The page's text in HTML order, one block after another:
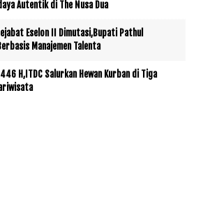
Autentik di The Nusa Dua
Eselon II Dimutasi,Bupati Pathul
Manajemen Talenta
H,ITDC Salurkan Hewan Kurban di Tiga